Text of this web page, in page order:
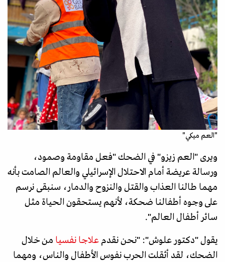
"العم ميكي"
ويرى "العم زيزو" في الضحك "فعل مقاومة وصمود،
ورسالة عريضة أمام الاحتلال الإسرائيلي والعالم الصامت بأنه
مهما طالنا العذاب والقتل والنزوح والدمار، سنبقى نرسم
على وجوه أطفالنا ضحكة، لأنهم يستحقون الحياة مثل
سائر أطفال العالم".
يقول "دكتور علوش": "نحن نقدم علاجا نفسيا من خلال
الضحك، لقد أثقلت الحرب نفوس الأطفال والناس، ومهما